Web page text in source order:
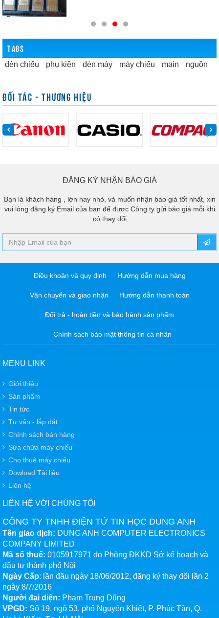
TAGS
đèn chiếu phụ kiện đèn máy máy chiếu main nguồn
ĐỐI TÁC - THƯƠNG HIỆU
ĐĂNG KÝ NHẬN BÁO GIÁ
Bạn là khách hàng , lớn hay nhỏ, và muốn nhận báo giá tốt nhất, xin
vui lòng đăng ký Email của bạn để được Công ty gửi báo giá mỗi khi
có thay đổi
Điều khoản và quy định Hướng dẫn mua hàng
Vận chuyển và giao nhận Hướng dẫn thanh toán
Đổi trả - hoàn tiền và bảo hành sản phẩm
Chính sách bảo mật thông tin cá nhân
MENU LINK
Giới thiệu
Sản phẩm
Tin tức
Tư vấn - lắp đặt
Chính sách bán hàng
Sửa chữa máy chiếu
Cho thuê máy chiếu
Dowload Tài liệu
Liên hệ
LIÊN HỆ VỚI CHÚNG TÔI
CÔNG TY TNHH ĐIỆN TỬ TIN HỌC DUNG ANH
Tên giao dịch: DUNG ANH COMPUTER ELECTRONICS
COMPANY LIMITED
Mã số thuế: 0105917971 do Phòng ĐKKD Sở kế hoạch và
đầu tư thành phố Nội
Ngày Cấp: lần đầu ngày 18/06/2012, đăng ký thay đổi lần 2
ngày 8/7/2016
Người đại diện: Phạm Trung Dũng
VPGD: Số 19, ngõ 53, phố Nguyên Khiết, P. Phúc Tân, Q.